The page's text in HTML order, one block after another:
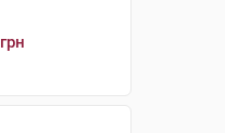
грн